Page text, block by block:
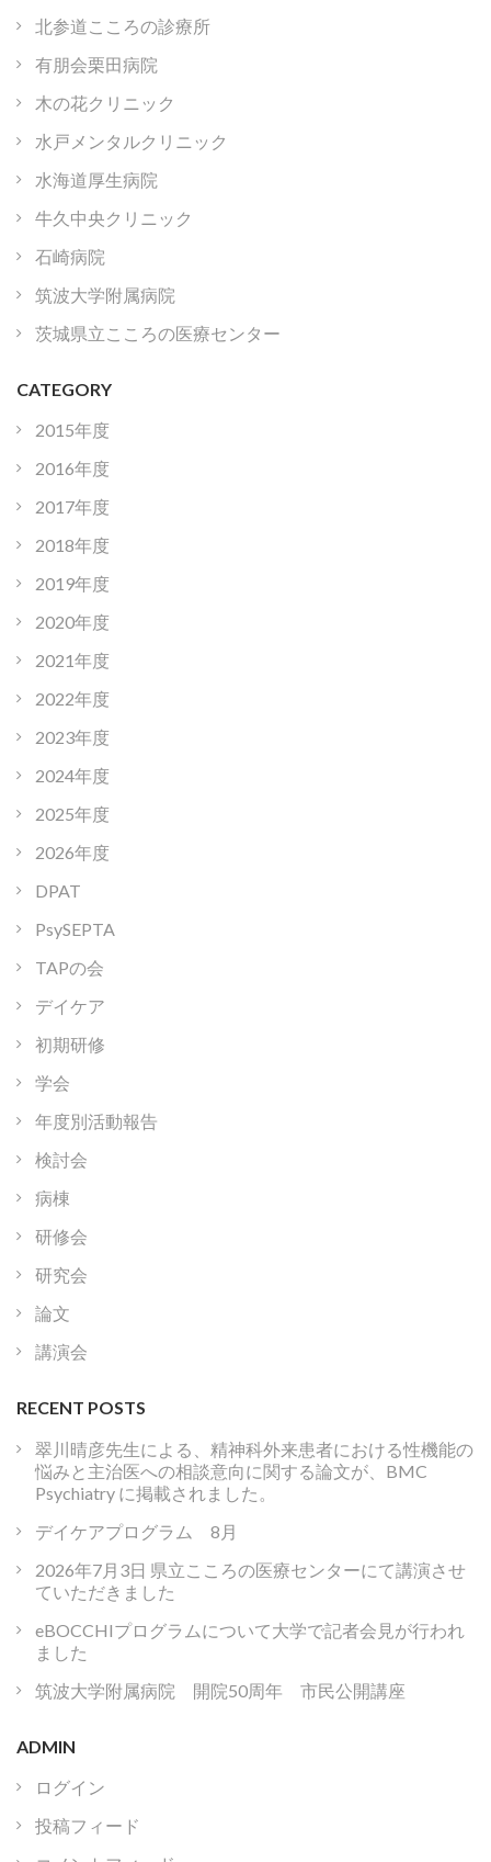
北参道こころの診療所
有朋会栗田病院
木の花クリニック
水戸メンタルクリニック
水海道厚生病院
牛久中央クリニック
石崎病院
筑波大学附属病院
茨城県立こころの医療センター
CATEGORY
2015年度
2016年度
2017年度
2018年度
2019年度
2020年度
2021年度
2022年度
2023年度
2024年度
2025年度
2026年度
DPAT
PsySEPTA
TAPの会
デイケア
初期研修
学会
年度別活動報告
検討会
病棟
研修会
研究会
論文
講演会
RECENT POSTS
翠川晴彦先生による、精神科外来患者における性機能の
悩みと主治医への相談意向に関する論文が、BMC
Psychiatry に掲載されました。
デイケアプログラム 8月
2026年7月3日 県立こころの医療センターにて講演させ
ていただきました
eBOCCHIプログラムについて大学で記者会見が行われ
ました
筑波大学附属病院 開院50周年 市民公開講座
ADMIN
ログイン
投稿フィード